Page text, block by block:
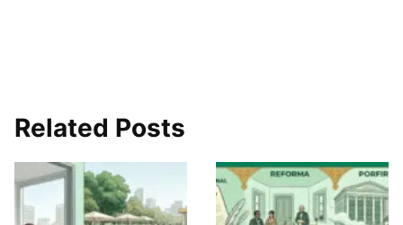
Related Posts